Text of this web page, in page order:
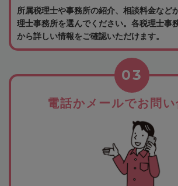
所属税理士や事務所の紹介、相談料金など
理士事務所を選んでください。各税理士事
から詳しい情報をご確認いただけます。
電話かメールでお問い
03